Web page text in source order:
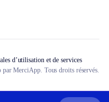
d’utilisation et de services
MerciApp. Tous droits réservés.